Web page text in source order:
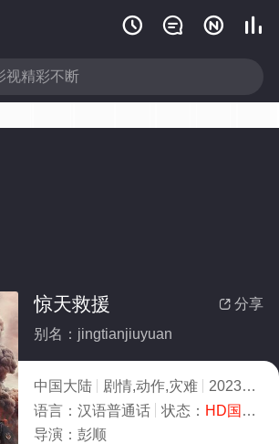
   
 分享
惊天救援
别名：jingtianjiuyuan
中国大陆 剧情,动作,灾难 2023
5.0
语言： 汉语普通话 状态： HD国语/高清
导演： 彭顺